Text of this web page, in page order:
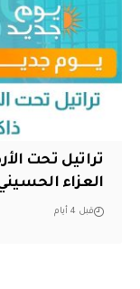
تراتيل تحت
العزاء
قبل 4 أيام